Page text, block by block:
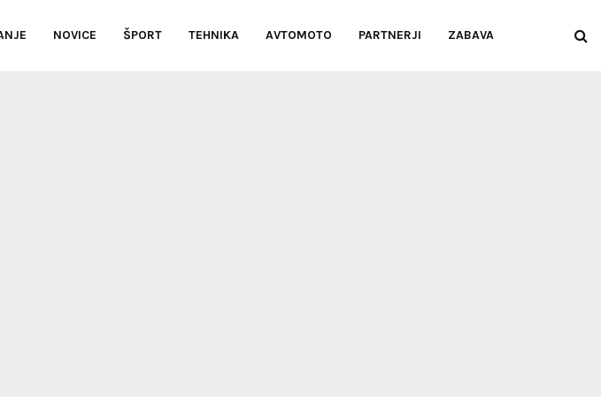
NOVICE ŠPORT TEHNIKA AVTOMOTO PARTNERJI ZABAVA